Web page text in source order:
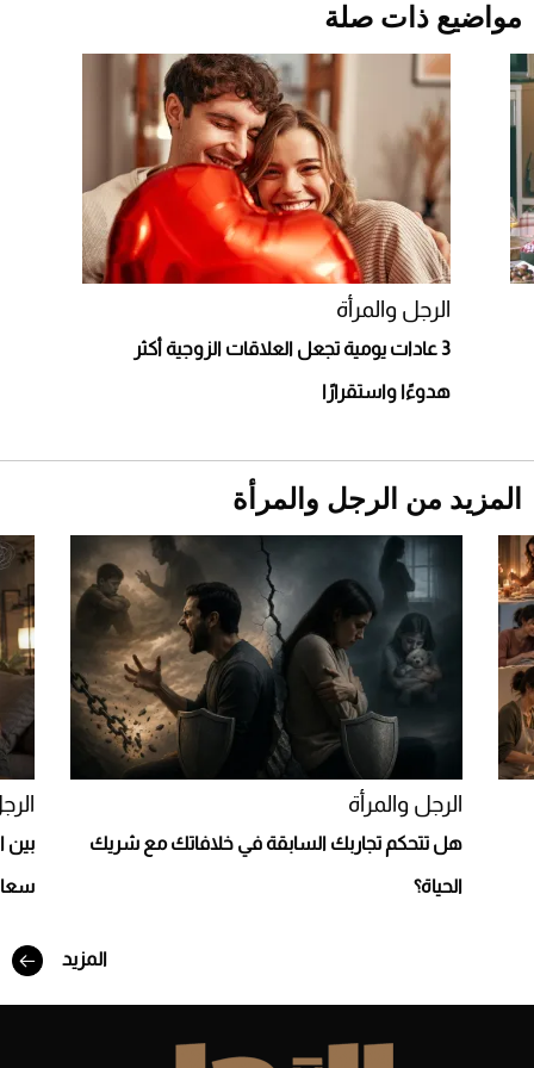
أغلى 10 عطور في العالم للرجال تمنحك فخامة
استثنائية
Aston Martin Valiant: على هوى الأبطال
Comeback" في جدة (فيديو)
2026-07-25
"بوجاتي ميسترال" الاستثنائية للبيع في مزاد
مونتيري
2026-07-23
مواضيع ذات صلة
الرجل والمرأة
3 عادات يومية تجعل العلاقات الزوجية أكثر
هدوءًا واستقرارًا
المزيد من الرجل والمرأة
الرجل والمرأة
هل تتحكم تجاربك السابقة في خلافاتك مع شريك
الحياة؟
بين
المزيد